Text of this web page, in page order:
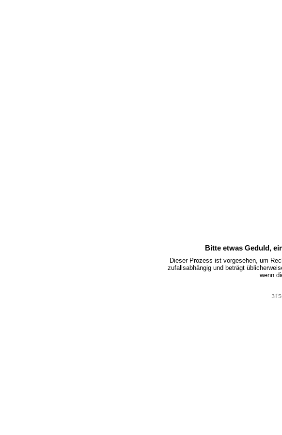
Bitte etwas Geduld,
Dieser Prozess ist vorgesehen, um
zufallsabhängig und beträgt
wenn